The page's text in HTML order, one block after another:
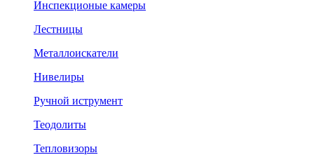
Инспекционые камеры
Лестницы
Металлоискатели
Нивелиры
Ручной иструмент
Теодолиты
Тепловизоры